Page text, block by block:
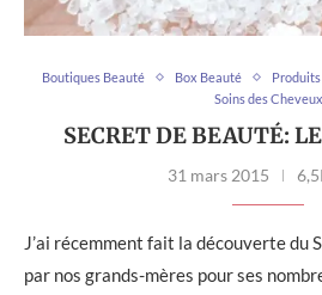
Boutiques Beauté Box Beauté
Soins des Cheveux
SECRET DE BEAUTÉ:
31 mars 2015
J’ai récemment fait la découverte du
par nos grands-mères pour ses